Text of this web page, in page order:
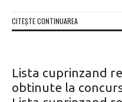
CITEȘTE CONTINUAREA
Lista cuprinzand
obtinute la